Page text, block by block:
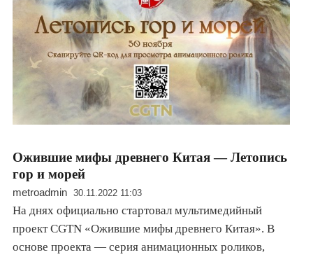
Ожившие мифы древнего Китая — Летопись
гор и морей
metroadmin 30.11.2022 11:03
На днях официально стартовал мультимедийный
проект CGTN «Ожившие мифы древнего Китая». В
основе проекта — серия анимационных роликов,